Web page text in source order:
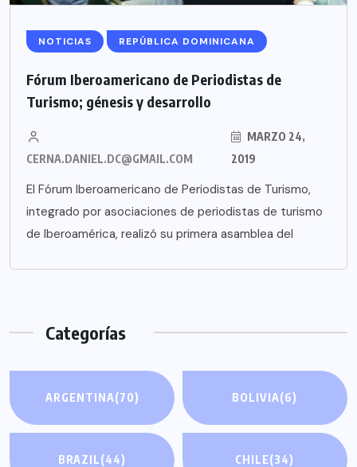
NOTICIAS REPÚBLICA DOMINICANA
Fórum Iberoamericano de Periodistas de
Turismo; génesis y desarrollo
CERNA.DANIEL.DC@GMAIL.COM
MARZO 24,
2019
El Fórum Iberoamericano de Periodistas de Turismo,
integrado por asociaciones de periodistas de turismo
de Iberoamérica, realizó su primera asamblea del
Categorías
ARGENTINA(70) BOLIVIA(6)
BRAZIL(44) CHILE(34)